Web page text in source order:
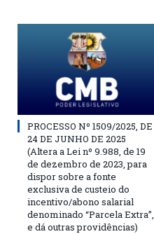
PROCESSO Nº 1509/2025, DE
24 DE JUNHO DE 2025
(Altera a Lei nº 9.988, de 19
de dezembro de 2023, para
dispor sobre a fonte
exclusiva de custeio do
incentivo/abono salarial
denominado “Parcela Extra”,
e dá outras providências)